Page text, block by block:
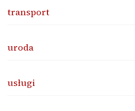
transport
uroda
usługi